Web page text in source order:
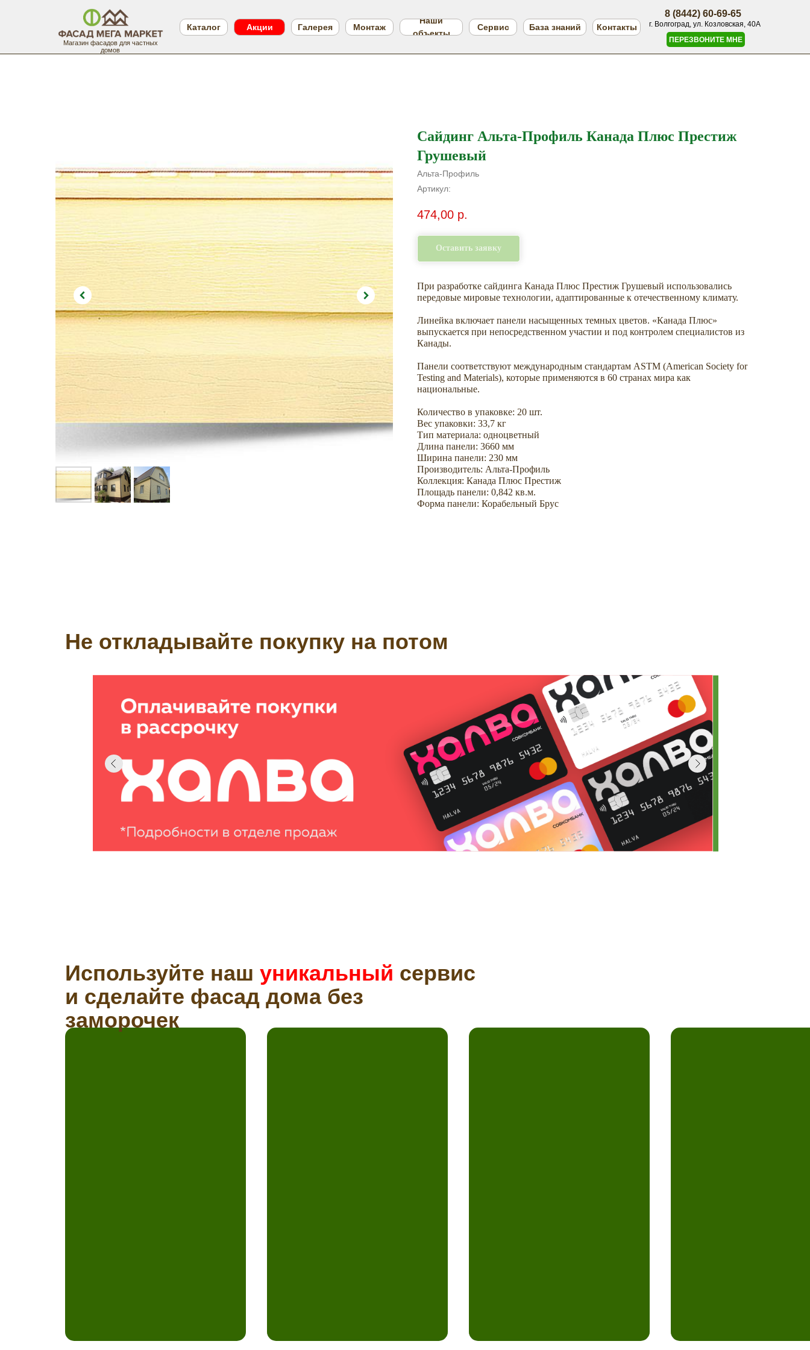
ПЕРЕЗВОНИТЕ МНЕ
Магазин фасадов для частных
домов
г. Волгоград, ул. Козловская, 40А
8 (8442) 60-69-65
Наши
объекты
Контакты
Галерея
Каталог База знаний
Акции Монтаж Сервис
Сайдинг Альта-Профиль Канада Плюс Престиж
Грушевый
Альта-Профиль
Артикул:
474,00 р.
Оставить заявку
При разработке сайдинга Канада Плюс Престиж Грушевый использовались
передовые мировые технологии, адаптированные к отечественному климату.
Линейка включает панели насыщенных темных цветов. «Канада Плюс»
выпускается при непосредственном участии и под контролем специалистов из
Канады.
Панели соответствуют международным стандартам ASTM (American Society for
Testing and Materials), которые применяются в 60 странах мира как
национальные.
Количество в упаковке: 20 шт.
Вес упаковки: 33,7 кг
Тип материала: одноцветный
Длина панели: 3660 мм
Ширина панели: 230 мм
Производитель: Альта-Профиль
Коллекция: Канада Плюс Престиж
Площадь панели: 0,842 кв.м.
Форма панели: Корабельный Брус
Не откладывайте покупку на потом
Используйте наш уникальный сервис
и сделайте фасад дома без
заморочек